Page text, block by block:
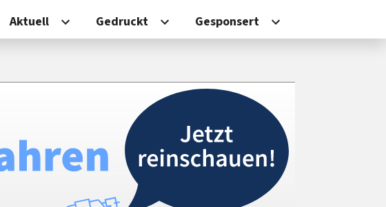
Aktuell Gedruckt Gesponsert